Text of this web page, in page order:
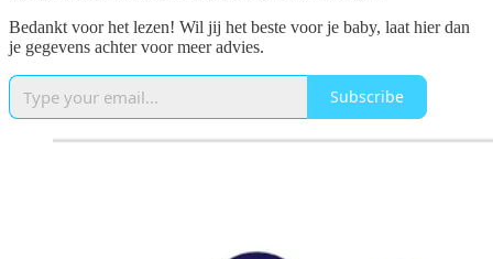
Bedankt voor het lezen! Wil jij het beste voor je baby, laat hier dan
je gegevens achter voor meer advies.
Subscribe